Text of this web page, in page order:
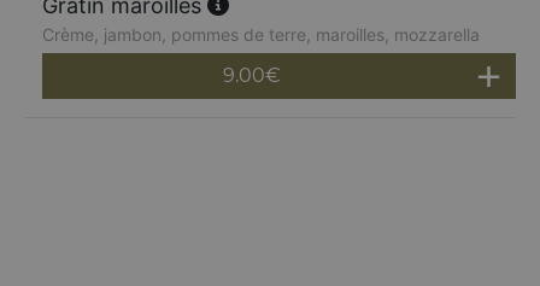
Gratin maroilles
Crème, jambon, pommes de terre, maroilles, mozzarella
9.00€